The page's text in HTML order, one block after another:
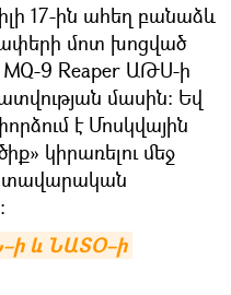
17-ին ահեղ բանաձև
ափերի մոտ խոցված
9 Reaper ԱԹՍ-ի
մասին: Եվ
է Մոսկվային
կիրառելու մեջ
և ՆԱՏՕ–ի